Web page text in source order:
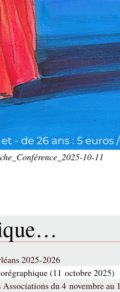
10-11
2025-2026
(11 octobre 2025)
du 4 novembre au 1